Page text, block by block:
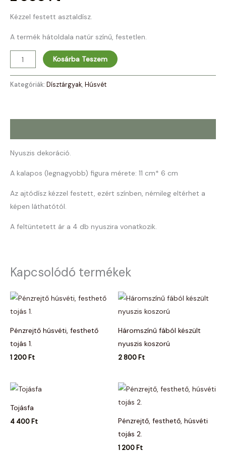
Kézzel festett asztaldísz.
A termék hátoldala natúr színű, festetlen.
Kosárba Teszem
Kategóriák: Dísztárgyak, Húsvét
Nyuszis dekoráció.
A kalapos (legnagyobb) figura mérete: 11 cm* 6 cm
Az ajtódísz kézzel festett, ezért színben, némileg eltérhet a
képen láthatótól.
A feltüntetett ár a 4 db nyuszira vonatkozik.
Kapcsolódó termékek
Pénzrejtő húsvéti, festhető
tojás 1.
1 200 Ft
Háromszínű fából készült
nyuszis koszorú
2 800 Ft
Tojásfa
4 400 Ft
Pénzrejtő, festhető, húsvéti
tojás 2.
1 200 Ft